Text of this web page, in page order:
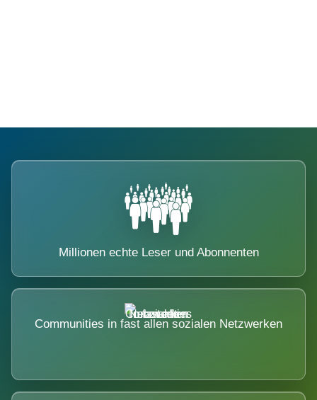
Millionen echte Leser und Abonnenten
Communities in fast allen sozialen Netzwerken